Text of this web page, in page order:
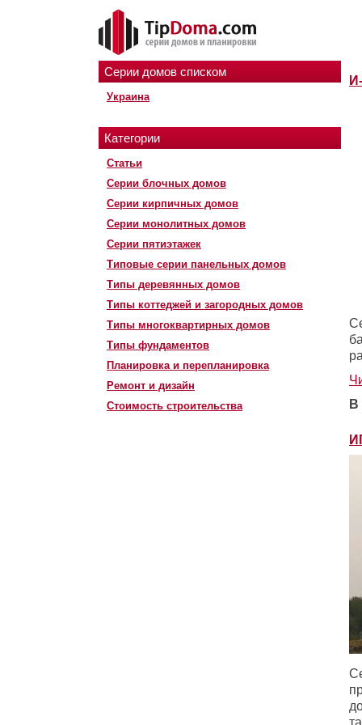
Серии домов списком
Украина
Категории
Статьи
Серии блочных домов
Серии кирпичных домов
Серии монолитных домов
Серии пятиэтажек
Типовые серии панельных домов
Типы деревянных домов
Типы коттеджей и загородных домов
Типы многоквартирных домов
Типы фундаментов
Планировка и перепланировка
Ремонт и дизайн
Стоимость строительства
В